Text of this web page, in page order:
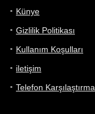
Künye
Gizlilik Politikası
Kullanım Koşulları
iletişim
Telefon Karşılaştırma